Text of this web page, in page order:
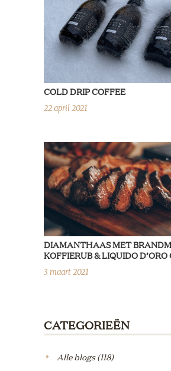
COLD DRIP COFFEE
22 april 2021
DIAMANTHAAS MET
KOFFIERUB & LIQUIDO
3 maart 2021
CATEGORIEËN
Alle blogs(118)